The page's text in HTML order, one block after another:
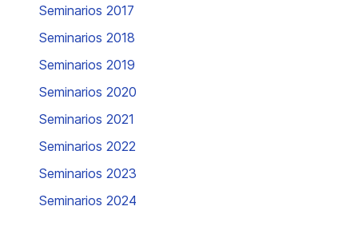
Seminarios 2017
Seminarios 2018
Seminarios 2019
Seminarios 2020
Seminarios 2021
Seminarios 2022
Seminarios 2023
Seminarios 2024